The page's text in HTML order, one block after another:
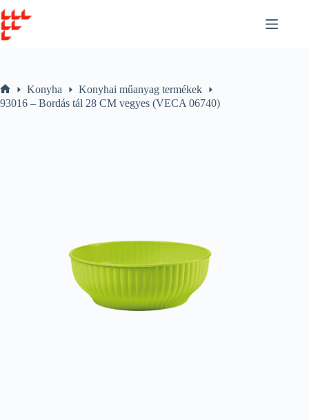
to
content
Home
Konyha
Konyhai műanyag termékek
93016 – Bordás tál 28 CM vegyes (VECA 06740)